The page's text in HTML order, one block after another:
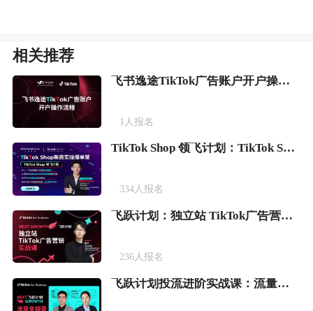
相关推荐
飞书逸途TikTok广告账户开户操作流程
1 人报名
TikTok Shop 领飞计划：TikTok Shop新商实操爆单营
334人报名
飞跃计划：独立站 TikTok广告营销实战课
236人报名
飞跃计划投流进阶实战课：流量变销量